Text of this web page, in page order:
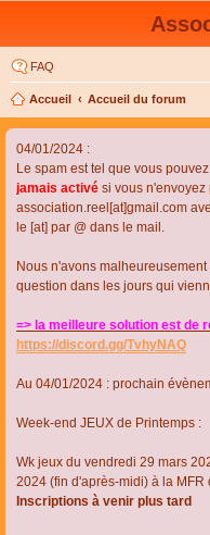
FAQ
Accueil Accueil du forum
04/01/2024 :
Le spam est tel que vous
jamais activé si vous n'envoyez
association.reel[at]gmail.com
le [at] par @ dans le mail.
Nous n'avons
question dans les jours qui
=> la meilleure solution est de
https://discord.gg/TvhyNAQ
Au 04/01/2024 : prochain
Week-end JEUX de Printemps :
Wk jeux du vendredi 29 mars
2024 (fin d'après-midi) à la
Inscriptions à venir plus tard